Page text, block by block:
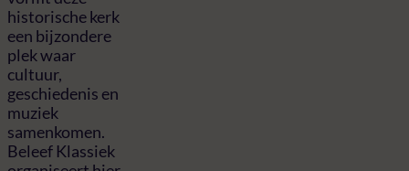
historische kerk
een bijzondere
plek waar
cultuur,
geschiedenis en
muziek
samenkomen.
Beleef Klassiek